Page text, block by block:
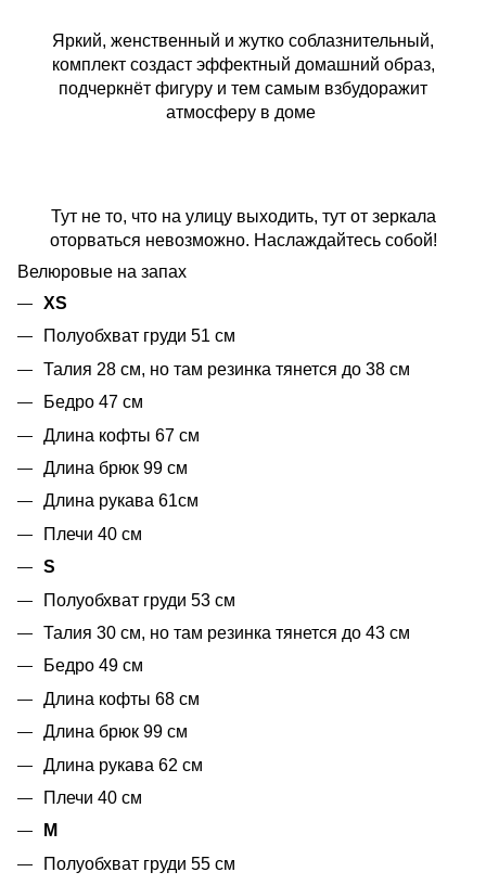
Яркий, женственный и жутко соблазнительный,
комплект создаст эффектный домашний образ,
подчеркнёт фигуру и тем самым взбудоражит
атмосферу в доме
Тут не то, что на улицу выходить, тут от зеркала
оторваться невозможно. Наслаждайтесь собой!
Велюровые на запах
ХS
Полуобхват груди 51 см
Талия 28 см, но там резинка тянется до 38 см
Бедро 47 см
Длина кофты 67 см
Длина брюк 99 см
Длина рукава 61см
Плечи 40 см
S
Полуобхват груди 53 см
Талия 30 см, но там резинка тянется до 43 см
Бедро 49 см
Длина кофты 68 см
Длина брюк 99 см
Длина рукава 62 см
Плечи 40 см
М
Полуобхват груди 55 см